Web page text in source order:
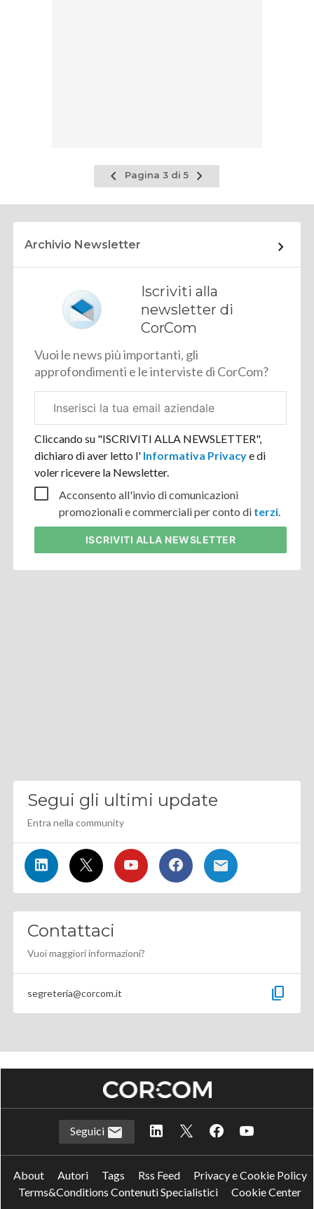
Pagina
precedente
Pagina 3 di 5
Pagina
successiva
Archivio Newsletter
Iscriviti alla
newsletter di
CorCom
Vuoi le news più importanti, gli
approfondimenti e le interviste di CorCom?
aziendale
Cliccando su "ISCRIVITI ALLA NEWSLETTER",
dichiaro di aver letto l' Informativa Privacye di
voler ricevere la Newsletter.
Acconsento all'invio di comunicazioni
promozionali e commerciali per conto di terzi.
ISCRIVITI ALLA NEWSLETTER
Segui gli ultimi update
Entra nella community
Contattaci
Vuoi maggiori informazioni?
segreteria@corcom.it content_copy
Seguici
About Autori Tags Rss Feed
Privacy e Cookie Policy
Terms&Conditions Contenuti Specialistici
Cookie Center